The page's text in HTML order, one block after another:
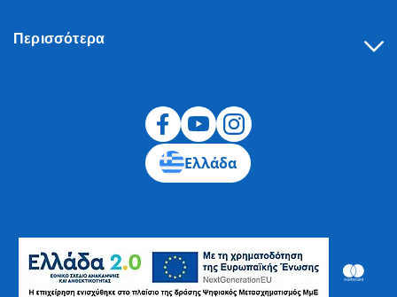
Περισσότερα
Ελλάδα